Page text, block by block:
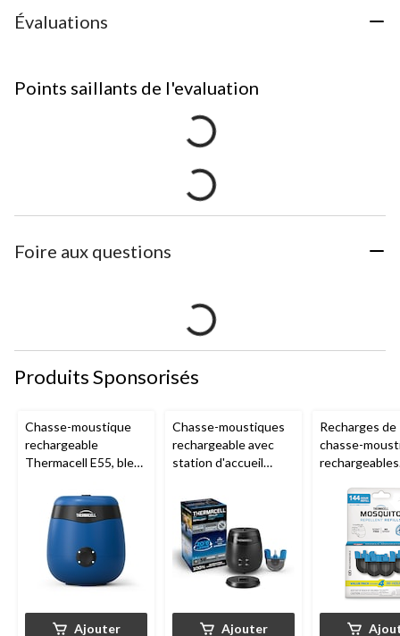
Évaluations
Points saillants de l'evaluation
Foire aux questions
Produits Sponsorisés
Chasse-moustique
rechargeable
Thermacell E55, bleu
Ajouter
Chasse-moustiques
rechargeable avec
station d'accueil
charbon
Ajouter
Recharges de
chasse-
rechargeables
heures